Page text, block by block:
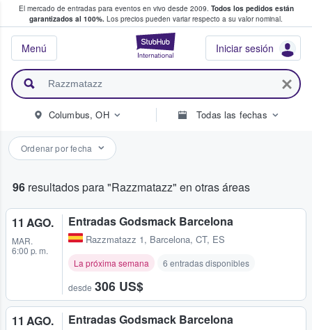
El mercado de entradas para eventos en vivo desde 2009. Todos los pedidos están
garantizados al 100%. Los precios pueden variar respecto a su valor nominal.
StubHub:
Iniciar sesión
Menú
y venta de entradas entre fans
Columbus, OH Todas las fechas
Ordenar por fecha
96 resultados para "Razzmatazz" en otras áreas
11 AGO.
MAR.
6:00 p. m.
Entradas Godsmack Barcelona
Razzmatazz 1, Barcelona, CT, ES
La próxima semana 6 entradas disponibles
desde 306 US$
11 AGO. Entradas Godsmack Barcelona